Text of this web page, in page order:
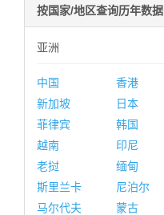
按国家/地区查询历年数据
亚洲
中国 香港
新加坡
日本
菲律宾
韩国
越南
印尼
老挝
缅甸
斯里兰卡
尼泊尔
马尔代夫
蒙古